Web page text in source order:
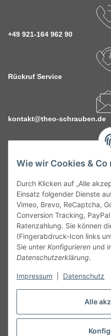
Alle
Wie wir Cookies & Co
Durch Klicken auf „Alle
Einsatz folgender Dienste
Vimeo, Brevo, ReCaptcha,
Conversion Tracking,
Ratenzahlung. Sie können
(Fingerabdruck-Icon links
Sie unter Konfigurieren und
Datenschutzerklärung.
Impressum Datenschutz
+49 921-164 962 90
Rückruf Service
kontakt@theo-schrauben.de
Service
Gesetzliche Informationen
Alle technischen Angaben
Angaben vorbehalten. Wenn
unseren Kundenservice.
Vertrag widerrufen